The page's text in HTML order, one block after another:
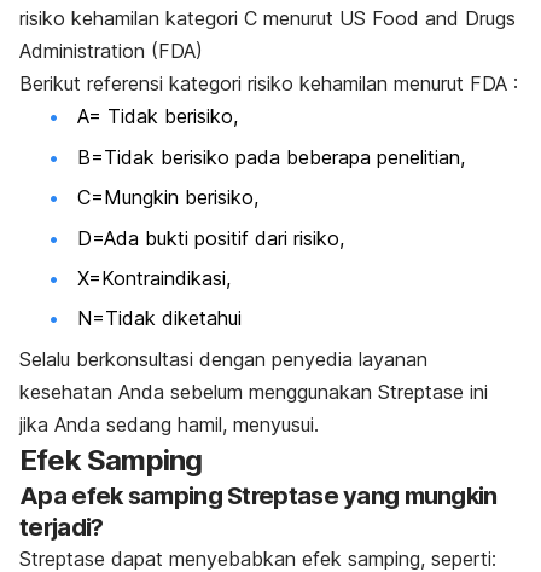
risiko kehamilan kategori C menurut US Food and Drugs
Administration (FDA)
Berikut referensi kategori risiko kehamilan menurut FDA :
A= Tidak berisiko,
B=Tidak berisiko pada beberapa penelitian,
C=Mungkin berisiko,
D=Ada bukti positif dari risiko,
X=Kontraindikasi,
N=Tidak diketahui
Selalu berkonsultasi dengan penyedia layanan
kesehatan Anda sebelum menggunakan Streptase ini
jika Anda sedang hamil, menyusui.
Efek Samping
Apa efek samping Streptase yang mungkin
terjadi?
Streptase dapat menyebabkan efek samping, seperti: